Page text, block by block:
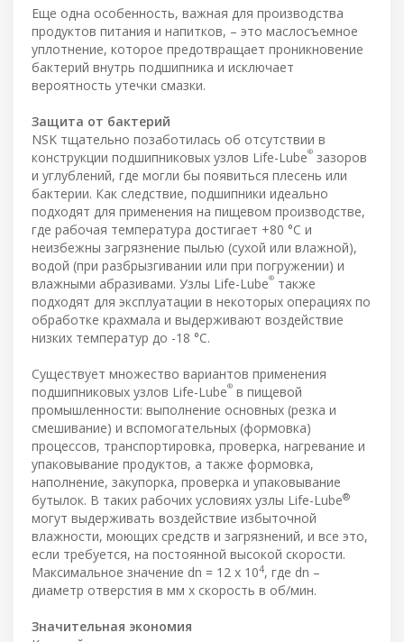
Еще одна особенность, важная для производства
продуктов питания и напитков, – это маслосъемное
уплотнение, которое предотвращает проникновение
бактерий внутрь подшипника и исключает
вероятность утечки смазки.
Защита от бактерий
NSK тщательно позаботилась об отсутствии в
конструкции подшипниковых узлов Life-Lube® зазоров
и углублений, где могли бы появиться плесень или
бактерии. Как следствие, подшипники идеально
подходят для применения на пищевом производстве,
где рабочая температура достигает +80 °C и
неизбежны загрязнение пылью (сухой или влажной),
водой (при разбрызгивании или при погружении) и
влажными абразивами. Узлы Life-Lube® также
подходят для эксплуатации в некоторых операциях по
обработке крахмала и выдерживают воздействие
низких температур до -18 °C.
Существует множество вариантов применения
подшипниковых узлов Life-Lube® в пищевой
промышленности: выполнение основных (резка и
смешивание) и вспомогательных (формовка)
процессов, транспортировка, проверка, нагревание и
упаковывание продуктов, а также формовка,
наполнение, закупорка, проверка и упаковывание
бутылок. В таких рабочих условиях узлы Life-Lube®
могут выдерживать воздействие избыточной
влажности, моющих средств и загрязнений, и все это,
если требуется, на постоянной высокой скорости.
Максимальное значение dn = 12 x 104, где dn –
диаметр отверстия в мм x скорость в об/мин.
Значительная экономия